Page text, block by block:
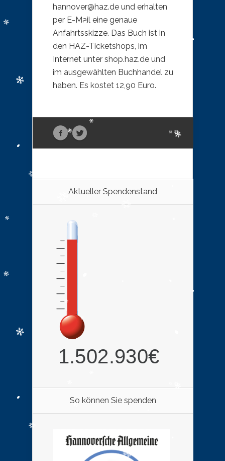
hannover@haz.de und erhalten
per E-Mail eine genaue
Anfahrtsskizze. Das Buch ist in
den HAZ-Ticketshops, im
Internet unter shop.haz.de und
im ausgewählten Buchhandel zu
haben. Es kostet 12,90 Euro.
Aktueller Spendenstand
So können Sie spenden